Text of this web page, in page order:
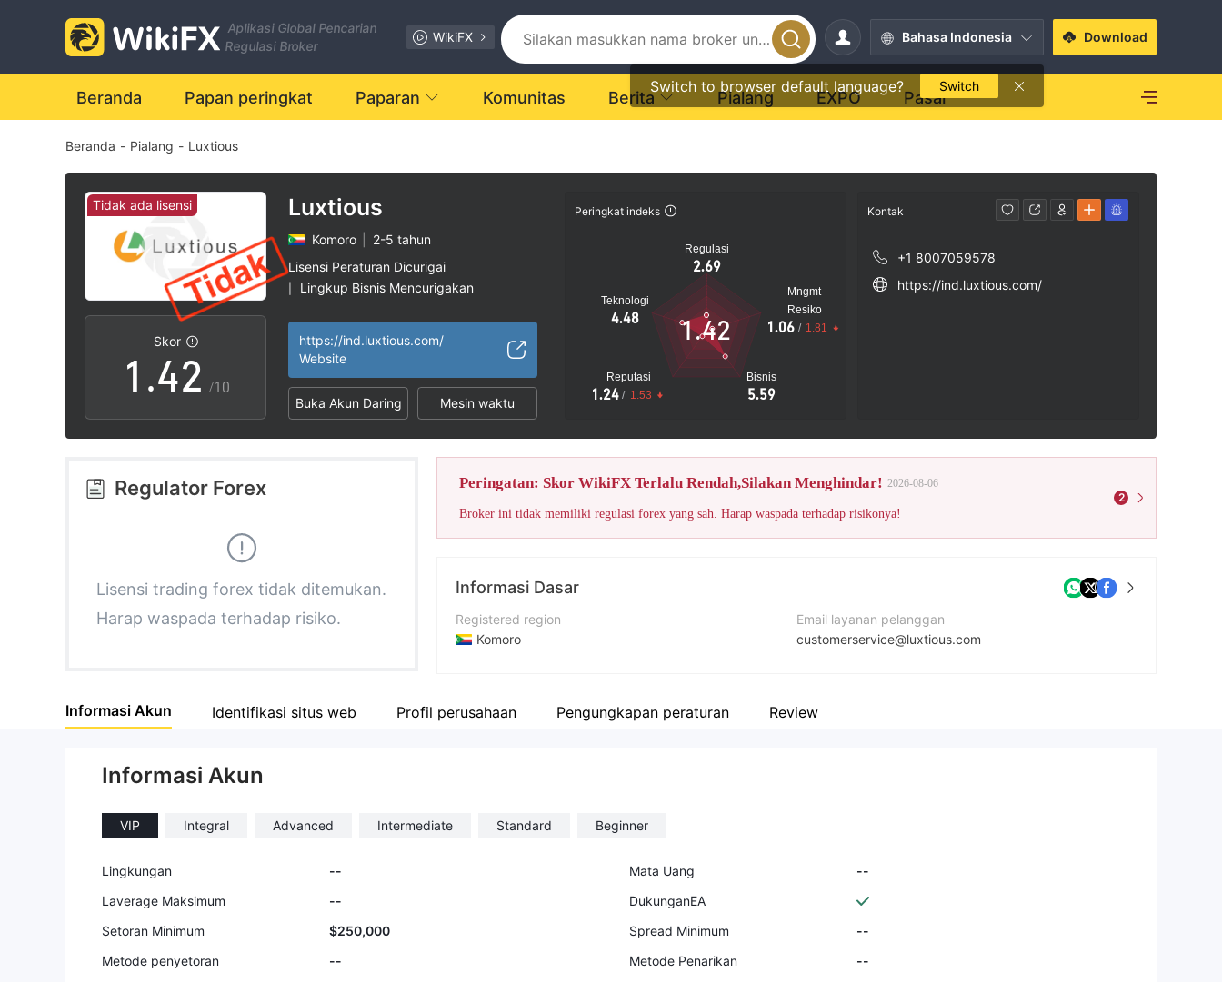
Aplikasi Global Pencarian
Regulasi Broker
WikiFX Bahasa Indonesia
Switch to browser default language? Switch
Download
Beranda Papan peringkat Paparan Komunitas Berita Pialang EXPO Pasar
Beranda - Pialang - Luxtious
Tidak ada lisensi
Skor
0
1
2
3
5
6
7
8
9
.
0
1
2
3
4
5
6
8
9
0
1
2
3
4
6
7
/10
Luxtious
Komoro
2-5 tahun
Lisensi Peraturan Dicurigai
Lingkup Bisnis Mencurigakan
https://ind.luxtious.com/
Website
Buka Akun Daring Mesin waktu
Peringkat indeks
Regulasi
2.69
Teknologi
4.48
Reputasi
1.24 / 1.53
Bisnis
5.59
Mngmt
Resiko
1.06 / 1.81
1.42
Kontak
+1 8007059578
https://ind.luxtious.com/
Regulator Forex
Lisensi trading forex tidak ditemukan.
Harap waspada terhadap risiko.
Peringatan: Skor WikiFX Terlalu Rendah,Silakan Menghindar! 2026-08-06
Broker ini tidak memiliki regulasi forex yang sah. Harap waspada terhadap risikonya!
2
Informasi Dasar
Registered region
Komoro
Nama perusahaan
Email layanan pelanggan
customerservice@luxtious.com
Situs Perusahaan
Informasi Akun Identifikasi situs web Profil perusahaan Pengungkapan peraturan Review
Informasi Akun
VIP Integral Advanced Intermediate Standard Beginner
Lingkungan -- Mata Uang
--
Laverage Maksimum
--
DukunganEA
Setoran Minimum
$250,000 Spread Minimum
--
Metode penyetoran
-- Metode Penarikan
--